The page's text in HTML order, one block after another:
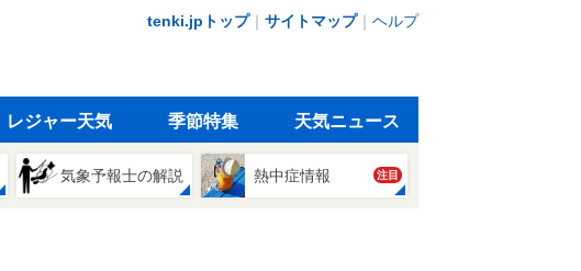
tenki.jpトップ｜ サイトマップ｜ ヘルプ
レジャー天気 季節特集 天気ニュース
気象予報士の解説 熱中症情報 注目